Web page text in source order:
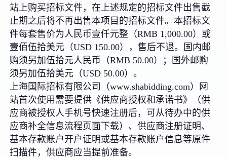
站上购买招标文件，在上述规定的招标文件出售截
止期之后将不再出售本项目的招标文件。本招标文
件每套售价为人民币壹仟元整（RMB 1,000.00）或
壹佰伍拾美元（USD 150.00），售后不退。国内邮
购须另加伍拾元人民币（RMB 50.00）；国外邮购
须另加伍拾美元（USD 50.00）。
上海国际招标有限公司（www.shabidding.com）网
站首次使用需要提供《供应商授权和承诺书》（供
应商被授权人手机号快速注册后，可从待办中的供
应商补全信息流程页面下载）、供应商注册证明、
基本存款账户开户证明或基本存款账户信息等原件
扫描件，供应商应当提前准备。